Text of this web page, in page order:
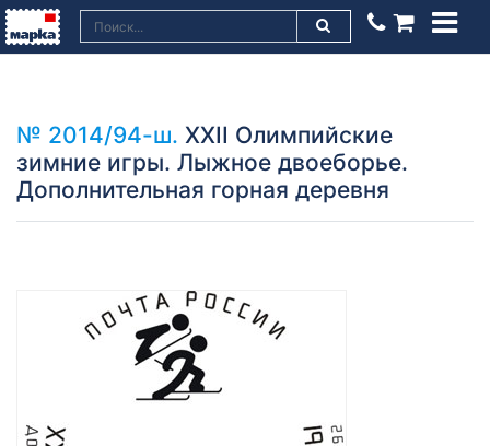
№ 2014/94-ш. XXII Олимпийские
зимние игры. Лыжное двоеборье.
Дополнительная горная деревня